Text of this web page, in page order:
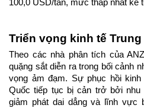
100,0 USD/tấn, mức thấp nhất kể
Triển vọng kinh tế Trung
Theo các nhà phân tích của
quặng sắt diễn ra trong bối cảnh
vọng ảm đạm. Sự phục hồi
Quốc tiếp tục bị cản trở bởi
giảm phát dai dẳng và lĩnh vực